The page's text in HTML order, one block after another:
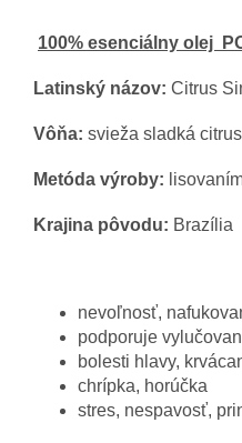
100% esenciálny olej
Latinský názov: Citrus
Vôňa: svieža sladká
Metóda výroby:
Krajina pôvodu: Brazília
nevoľnosť,
podporuje
bolesti hlavy,
chrípka, horúčka
stres, nespavosť,